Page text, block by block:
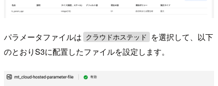
パラメータファイルは クラウドホステッド
を選択して、以下
のとおりS3に配置したファイルを設定します。